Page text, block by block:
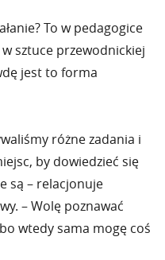
To w pedagogice
sztuce przewodnickiej
jest to forma
różne zadania i
by dowiedzieć się
są – relacjonuje
– Wolę poznawać
wtedy sama mogę coś